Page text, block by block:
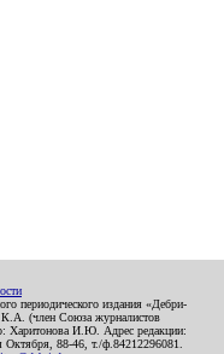
периодического издания «Дебри-
(член Союза журналистов
Харитонова И.Ю. Адрес редакции:
Октября, 88-46, т./ф.84212296081.